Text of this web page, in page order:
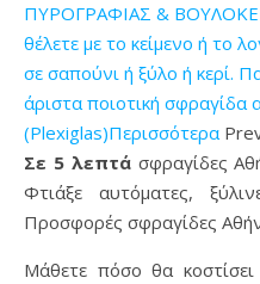
ΠΥΡΟΓΡΑΦΙΑΣ &
θέλετε με το κείμενο ή το
σε σαπούνι ή ξύλο ή κερί.
άριστα ποιοτική σφραγίδα
(Plexiglas)Περισσότερα
Σε 5 λεπτά σφραγίδες
Φτιάξε αυτόματες,
Προσφορές σφραγίδες
Μάθετε πόσο θα